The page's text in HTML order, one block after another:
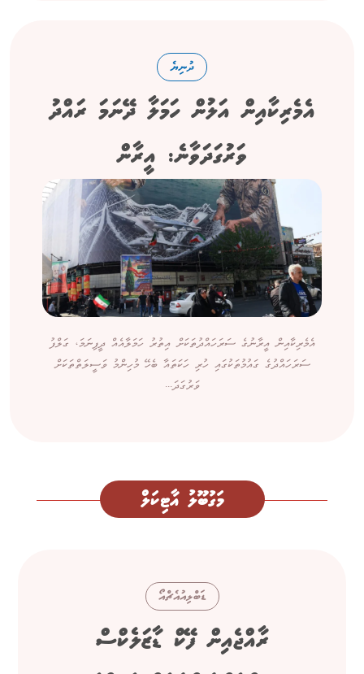
ދުނިޔެ
އެމެރިކާއިން އަލުން ހަމަލާ ދޭނަމަ ރައްދު
ވަރުގަދަވާނެ: އީރާން
އެމެރިކާއިން އީރާނުގެ ސަރަހައްދުތަކަށް އިތުރު ހަމަލާއެއް ދީފިނަމަ، ގަލްފު
ސަރަހައްދުގެ ގައުމުތަކުގައި ހުރި ހަކަތައާ ބެހޭ މުހިންމު ވަސީލަތްތަކަށް
ވަރުގަދަ...
މަގުބޫލު އާޓިކަލް
ޑަބްލިއުއެޗްއޯ
ރާއްޖެއިން ފޭކް ޑާޒަލެކްސް